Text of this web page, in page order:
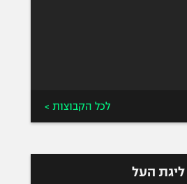
לכל הקבוצות >
ליגת העל